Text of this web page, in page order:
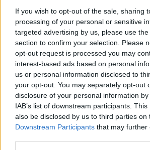
If you wish to opt-out of the sale, sharing
processing of your personal or sensitive
targeted advertising by us, please use
section to confirm your selection. Please
opt-out request is processed you may
interest-based ads based on personal
us or personal information disclosed to
your opt-out. You may separately opt-out
disclosure of your personal information
IAB’s list of downstream participants.
also be disclosed by us to third parties on
Downstream Participants that may further
bella gara. La Juventus ha
creato molto,avevamo un po’
ci volevamo più pazienza. Il
contento dei ragazzi: questo è
avvicina allo scudetto ”.
Il tecnico bianconero ha
avuto un crampo
. Oggi non
cattiveria giusta”. Sulla
Juventus: “Dobbiamo essere
scudetto c’è tempo, mancano